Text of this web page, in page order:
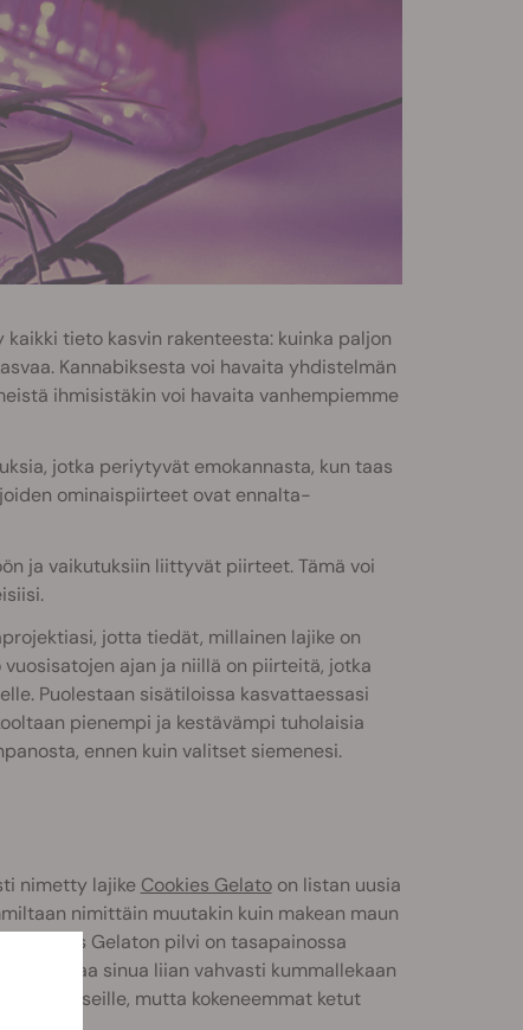
tieto kasvin rakenteesta: kuinka paljon
Kannabiksesta voi havaita yhdistelmän
ihmisistäkin voi havaita vanhempiemme
jotka periytyvät emokannasta, kun taas
ominaispiirteet ovat ennalta-
ja vaikutuksiin liittyvät piirteet. Tämä voi
jotta tiedät, millainen lajike on
ajan ja niillä on piirteitä, jotka
Puolestaan sisätiloissa kasvattaessasi
pienempi ja kestävämpi tuholaisia
ennen kuin valitset siemenesi.
nimetty lajike Cookies Gelatoon listan uusia
nimittäin muutakin kuin makean maun
. Cookies Gelaton pilvi on tasapainossa
se kippaa sinua liian vahvasti kummallekaan
noviiseille, mutta kokeneemmat ketut